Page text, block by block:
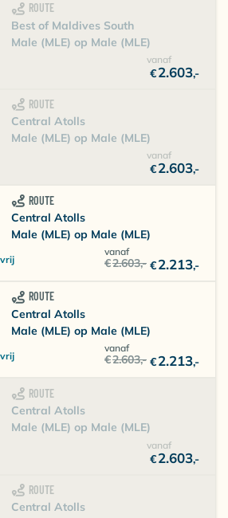
ROUTE
Best of Maldives South
Male (MLE) op Male (MLE)
vanaf
€2.603,-
ROUTE
Central Atolls
Male (MLE) op Male (MLE)
vanaf
€2.603,-
ROUTE
Central Atolls
Male (MLE) op Male (MLE)
vanaf
€2.213,-
€2.603,-
ROUTE
Central Atolls
Male (MLE) op Male (MLE)
vanaf
€2.213,-
€2.603,-
ROUTE
Central Atolls
Male (MLE) op Male (MLE)
vanaf
€2.603,-
ROUTE
Central Atolls